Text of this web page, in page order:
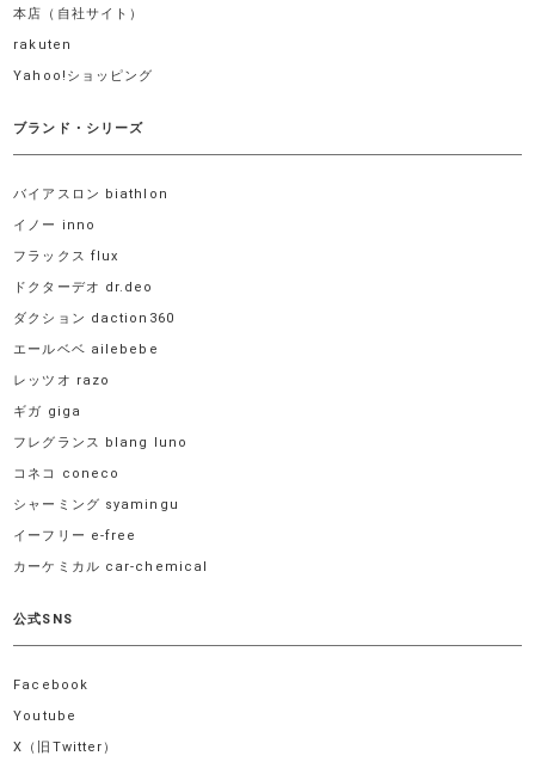
本店（自社サイト）
rakuten
Yahoo!ショッピング
ブランド・シリーズ
バイアスロン biathlon
イノー inno
フラックス flux
ドクターデオ dr.deo
ダクション daction360
エールベベ ailebebe
レッツオ razo
ギガ giga
フレグランス blang luno
コネコ coneco
シャーミング syamingu
イーフリー e-free
カーケミカル car-chemical
公式SNS
Facebook
Youtube
X（旧Twitter）